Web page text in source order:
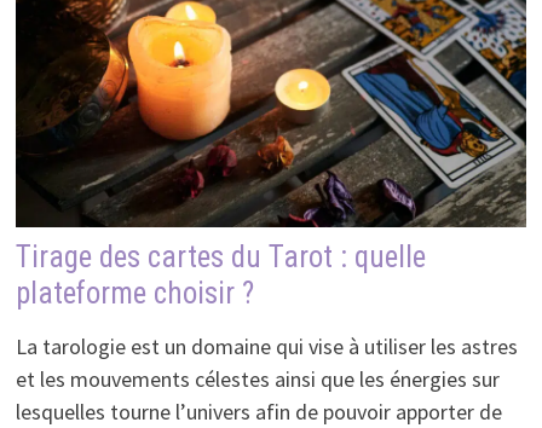
Tirage des cartes du Tarot : quelle
plateforme choisir ?
La tarologie est un domaine qui vise à utiliser les astres
et les mouvements célestes ainsi que les énergies sur
lesquelles tourne l’univers afin de pouvoir apporter de